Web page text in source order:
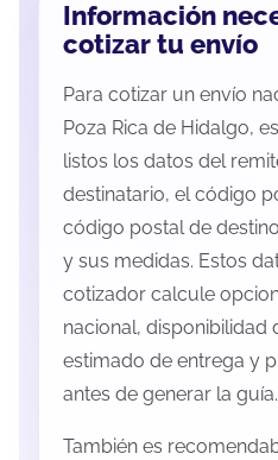
Información
cotizar tu envío
Para cotizar un envío
Poza Rica de Hidalgo,
listos los datos del
destinatario, el código
código postal de
y sus medidas. Estos
cotizador calcule
nacional, disponibilidad
estimado de entrega y
antes de generar la guía.
También es